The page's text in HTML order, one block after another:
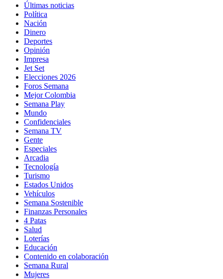
Últimas noticias
Política
Nación
Dinero
Deportes
Opinión
Impresa
Jet Set
Elecciones 2026
Foros Semana
Mejor Colombia
Semana Play
Mundo
Confidenciales
Semana TV
Gente
Especiales
Arcadia
Tecnología
Turismo
Estados Unidos
Vehículos
Semana Sostenible
Finanzas Personales
4 Patas
Salud
Loterías
Educación
Contenido en colaboración
Semana Rural
Mujeres